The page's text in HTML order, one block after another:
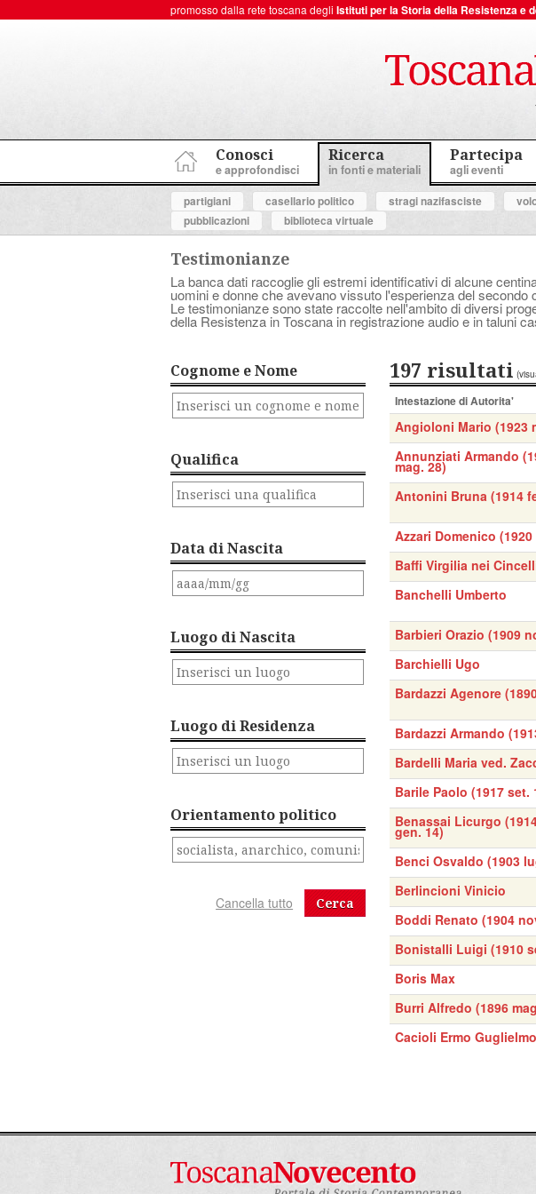
promosso dalla rete toscana degli Istituti per la Storia della Resistenza e
Conosci
e approfondisci
Ricerca
in fonti e materiali
Partecipa
agli eventi
partigiani
casellario politico stragi nazifasciste
pubblicazioni
biblioteca virtuale
Testimonianze
La banca dati raccoglie gli estremi identificativi di alcune
uomini e donne che avevano vissuto l'esperienza del
Le testimonianze sono state raccolte nell'ambito di diversi
della Resistenza in Toscana in registrazione audio e in taluni
Cognome e Nome
Qualifica
Data di Nascita
Luogo di Nascita
Luogo di Residenza
Orientamento politico
Cerca
197 risultati
Intestazione di Autorita'
Angioloni Mario (1923
Annunziati Armando
mag. 28)
Antonini Bruna (1914
Azzari Domenico
Baffi Virgilia nei
Banchelli Umberto
Barbieri Orazio (1909
Barchielli Ugo
Bardazzi Agenore
Bardazzi Armando
Bardelli Maria ved.
Barile Paolo (1917 set.
Benassai Licurgo
gen. 14)
Benci Osvaldo (1903
Berlincioni Vinicio
Boddi Renato (1904
Bonistalli Luigi (1910
Boris Max
Burri Alfredo (1896
Cacioli Ermo Guglielmo